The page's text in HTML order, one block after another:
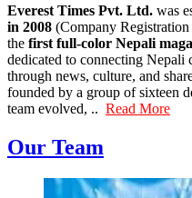
Everest Times Pvt. Ltd. was
in 2008 (Company
the first full-color Nepali
dedicated to connecting Nepali
through news, culture, and
founded by a group of sixteen
team evolved, .. Read More
Our Team